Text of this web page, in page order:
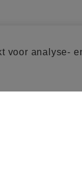
voor analyse-